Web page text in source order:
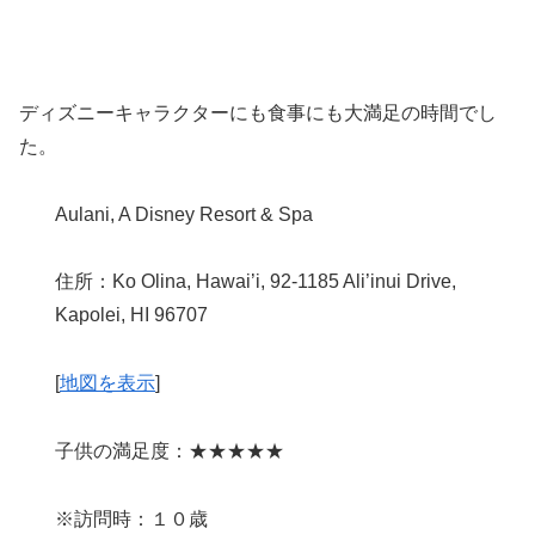
ディズニーキャラクターにも食事にも大満足の時間でし
た。
Aulani, A Disney Resort & Spa
住所：Ko Olina, Hawai’i, 92-1185 Ali’inui Drive,
Kapolei, HI 96707
[地図を表示]
子供の満足度：★★★★★
※訪問時：１０歳